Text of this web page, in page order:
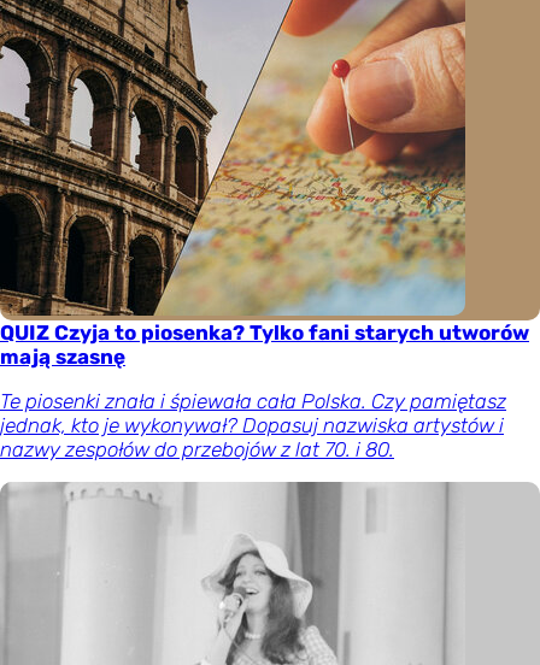
QUIZ Czyja to piosenka? Tylko fani starych utworów
mają szasnę
Te piosenki znała i śpiewała cała Polska. Czy pamiętasz
jednak, kto je wykonywał? Dopasuj nazwiska artystów i
nazwy zespołów do przebojów z lat 70. i 80.